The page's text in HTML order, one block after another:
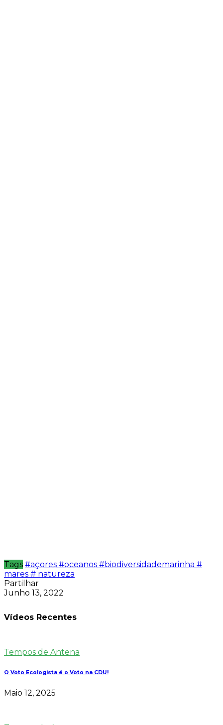
Tags #açores #oceanos #biodiversidademarinha #
mares # natureza
Partilhar
Junho 13, 2022
Vídeos Recentes
Tempos de Antena
O Voto Ecologista é o Voto na CDU!
Maio 12, 2025